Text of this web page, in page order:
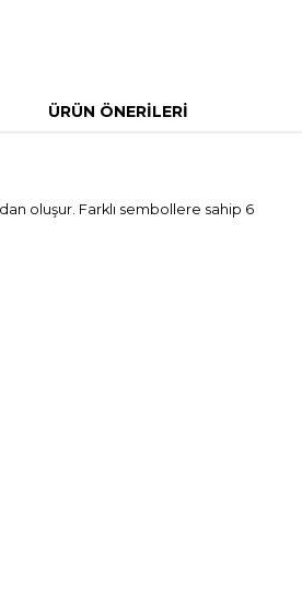
ÜRÜN ÖNERILERI
oluşur. Farklı sembollere sahip 6